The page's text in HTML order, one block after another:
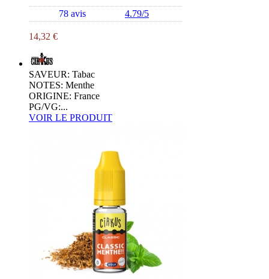
78 avis 4.79/5
14,32 €
SAVEUR: Tabac
NOTES: Menthe
ORIGINE: France
PG/VG:...
VOIR LE PRODUIT